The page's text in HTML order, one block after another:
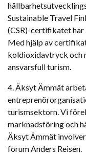
Sustainable Travel
(CSR)-certifikatet har
Med hjälp av
koldioxidavtryck och
ansvarsfull turism.
4. Äksyt Ämmät
turismsektorn. Vi
marknadsföring och
Äksyt Ämmät
forum Anders Reisen.